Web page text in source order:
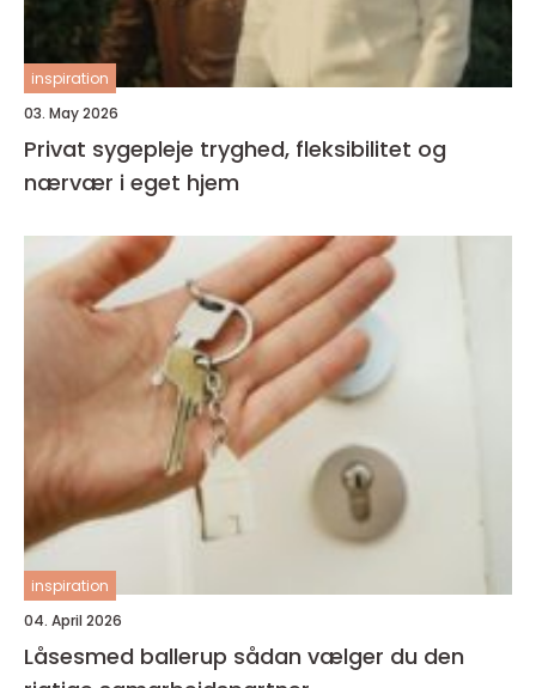
inspiration
03. May 2026
Privat sygepleje tryghed, fleksibilitet og
nærvær i eget hjem
inspiration
04. April 2026
Låsesmed ballerup sådan vælger du den